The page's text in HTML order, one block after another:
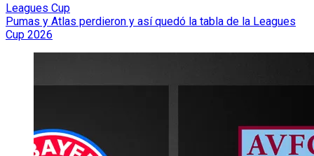
Leagues Cup
Pumas y Atlas perdieron y así quedó la tabla de la Leagues
Cup 2026